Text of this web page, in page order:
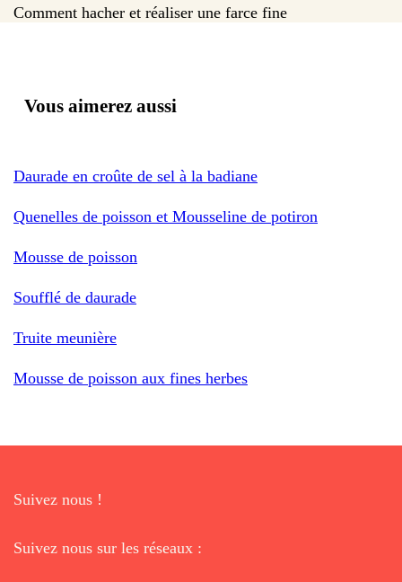
Comment hacher et réaliser une farce fine
Vous aimerez aussi
Daurade en croûte de sel à la badiane
Quenelles de poisson et Mousseline de potiron
Mousse de poisson
Soufflé de daurade
Truite meunière
Mousse de poisson aux fines herbes
Suivez nous !
Suivez nous sur les réseaux :